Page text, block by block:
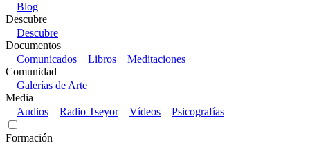
Blog
Descubre
Descubre
Documentos
Comunicados
Libros
Meditaciones
Comunidad
Galerías de Arte
Media
Audios
Radio Tseyor Vídeos Psicografías
Formación